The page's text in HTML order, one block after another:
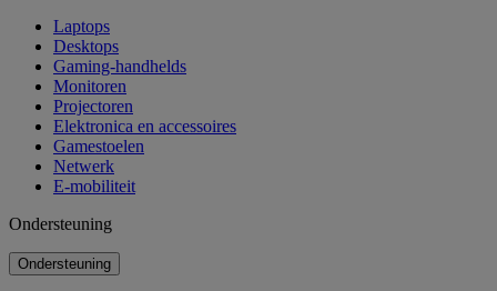
Laptops
Desktops
Gaming-handhelds
Monitoren
Projectoren
Elektronica en accessoires
Gamestoelen
Netwerk
E-mobiliteit
Ondersteuning
Ondersteuning